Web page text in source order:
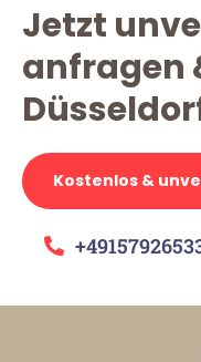
Jetzt
anfragen
Kostenlos &